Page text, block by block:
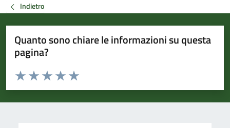
Indietro
Quanto sono chiare le informazioni su questa
pagina?
Valuta da 1 a 5 stelle la pagina
Valuta 5 stelle su 5
Valuta 4 stelle su 5
Valuta 3 stelle su 5
Valuta 2 stelle su 5
Valuta 1 stelle su 5